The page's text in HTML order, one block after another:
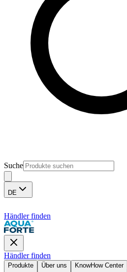
Suche
DE
Händler finden
Händler finden
Produkte Über uns KnowHow Center